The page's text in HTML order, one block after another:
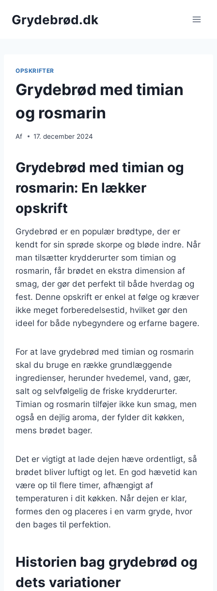
Grydebrød.dk
OPSKRIFTER
Grydebrød med timian
og rosmarin
Af 17. december 2024
Grydebrød med timian og
rosmarin: En lækker
opskrift
Grydebrød er en populær brødtype, der er
kendt for sin sprøde skorpe og bløde indre. Når
man tilsætter krydderurter som timian og
rosmarin, får brødet en ekstra dimension af
smag, der gør det perfekt til både hverdag og
fest. Denne opskrift er enkel at følge og kræver
ikke meget forberedelsestid, hvilket gør den
ideel for både nybegyndere og erfarne bagere.
For at lave grydebrød med timian og rosmarin
skal du bruge en række grundlæggende
ingredienser, herunder hvedemel, vand, gær,
salt og selvfølgelig de friske krydderurter.
Timian og rosmarin tilføjer ikke kun smag, men
også en dejlig aroma, der fylder dit køkken,
mens brødet bager.
Det er vigtigt at lade dejen hæve ordentligt, så
brødet bliver luftigt og let. En god hævetid kan
være op til flere timer, afhængigt af
temperaturen i dit køkken. Når dejen er klar,
formes den og placeres i en varm gryde, hvor
den bages til perfektion.
Historien bag grydebrød og
dets variationer